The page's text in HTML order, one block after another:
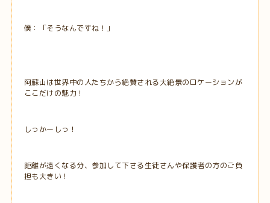
僕：「そうなんですね！」
阿蘇山は世界中の人たちから絶賛される大絶景のロケーションが
ここだけの魅力！
しっかーしっ！
距離が遠くなる分、参加して下さる生徒さんや保護者の方のご負
担も大きい！